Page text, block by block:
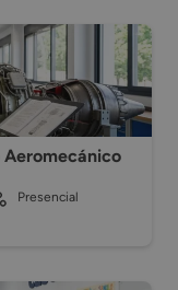
Presencial